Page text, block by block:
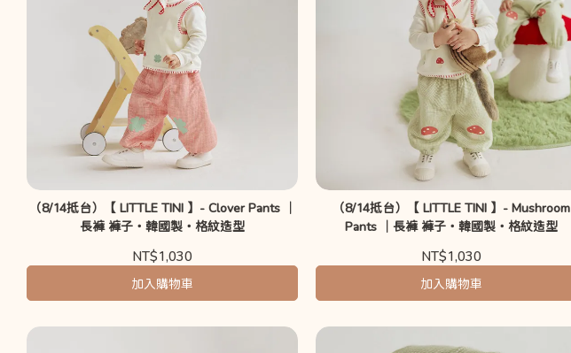
（8/14抵台）【 LITTLE TINI 】- Clover Pants ｜
長褲 褲子・韓國製・格紋造型
NT$1,030
加入購物車
（8/14抵台）【 LITTLE TINI 】- Mushroom
Pants ｜長褲 褲子・韓國製・格紋造型
NT$1,030
加入購物車